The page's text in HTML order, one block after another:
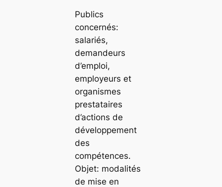
Publics
concernés:
salariés,
demandeurs
d’emploi,
employeurs et
organismes
prestataires
d’actions de
développement
des
compétences.
Objet: modalités
de mise en